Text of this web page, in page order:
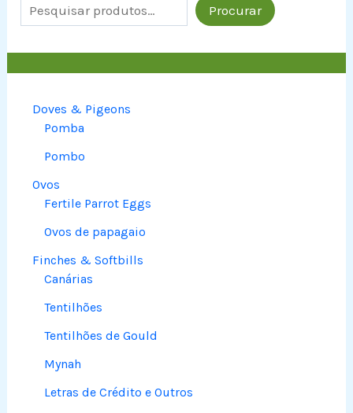
Procurar
Doves & Pigeons
Pomba
Pombo
Ovos
Fertile Parrot Eggs
Ovos de papagaio
Finches & Softbills
Canárias
Tentilhões
Tentilhões de Gould
Mynah
Letras de Crédito e Outros